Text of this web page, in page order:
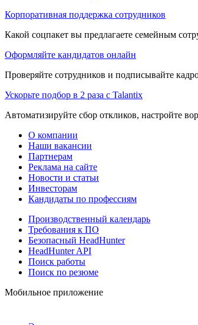
Корпоративная поддержка сотрудников
Какой соцпакет вы предлагаете семейным
Оформляйте кандидатов онлайн
Проверяйте сотрудников и подписывайте
Ускорьте подбор в 2 раза с Talantix
Автоматизируйте сбор откликов, настройте
О компании
Наши вакансии
Партнерам
Реклама на сайте
Новости и статьи
Инвесторам
Кандидаты по профессиям
Производственный календарь
Требования к ПО
Безопасный HeadHunter
HeadHunter API
Поиск работы
Поиск по резюме
Мобильное приложение